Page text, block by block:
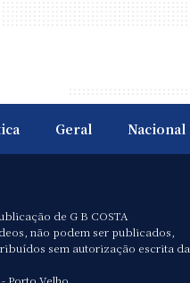
Geral Nacional
de G B COSTA
não podem ser publicados,
sem autorização escrita da
Porto Velho.